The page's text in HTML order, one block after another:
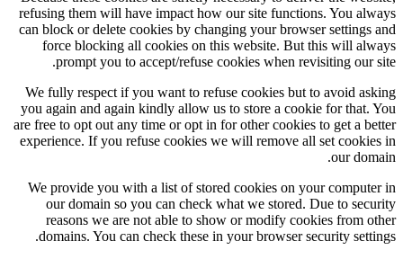
refusing them will have impact how our site
can block or delete cookies by changing your
force blocking all cookies on this website. But
prompt you to accept/refuse cookies when
We fully respect if you want to refuse cookies but
you again and again kindly allow us to store a
are free to opt out any time or opt in for other cookies
experience. If you refuse cookies we will remove all
We provide you with a list of stored cookies on
our domain so you can check what we stored.
reasons we are not able to show or modify
domains. You can check these in your browser